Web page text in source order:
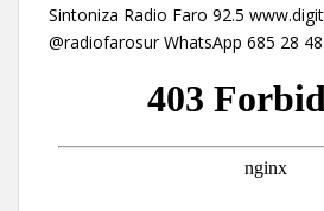
Sintoniza Radio Faro 92.5
@radiofarosur WhatsApp 685 28